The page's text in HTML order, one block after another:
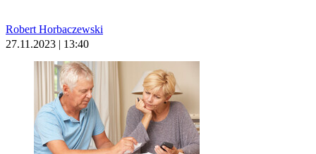
Robert Horbaczewski
27.11.2023 | 13:40